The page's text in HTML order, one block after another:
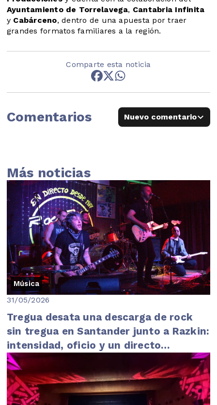
Ayuntamiento de Torrelavega, Cantabria Infinita
y Cabárceno, dentro de una apuesta por traer
grandes formatos familiares a la región.
Comparte esta noticia
Comentarios Nuevo comentario
Más noticias
Música
31/05/2026
Tregua desata una descarga de rock
sin tregua en Santander junto a Razkin:
intensidad, oficio y un directo
imparable